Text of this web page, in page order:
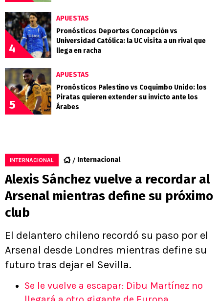
4
APUESTAS
Pronósticos Deportes Concepción vs
Universidad Católica: la UC visita a un rival que
llega en racha
5
APUESTAS
Pronósticos Palestino vs Coquimbo Unido: los
Piratas quieren extender su invicto ante los
Árabes
INTERNACIONAL Internacional
Alexis Sánchez vuelve a recordar al
Arsenal mientras define su próximo
club
El delantero chileno recordó su paso por el
Arsenal desde Londres mientras define su
futuro tras dejar el Sevilla.
Se le vuelve a escapar: Dibu Martínez no